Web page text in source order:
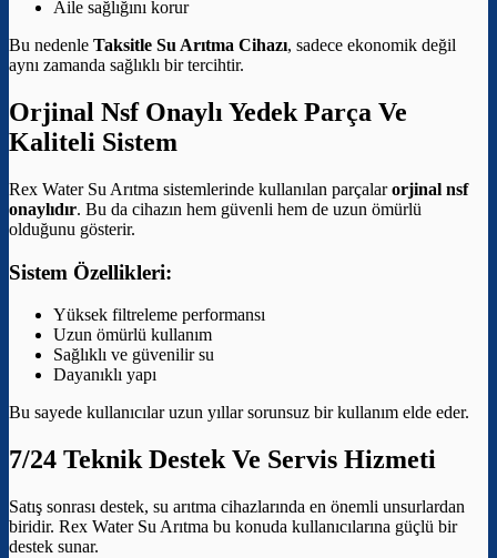
Aile sağlığını korur
Bu nedenle Taksitle Su Arıtma Cihazı, sadece ekonomik değil
aynı zamanda sağlıklı bir tercihtir.
Orjinal Nsf Onaylı Yedek Parça Ve
Kaliteli Sistem
Rex Water Su Arıtma sistemlerinde kullanılan parçalarorjinal nsf
onaylıdır. Bu da cihazın hem güvenli hem de uzun ömürlü
olduğunu gösterir.
Sistem Özellikleri:
Yüksek filtreleme performansı
Uzun ömürlü kullanım
Sağlıklı ve güvenilir su
Dayanıklı yapı
Bu sayede kullanıcılar uzun yıllar sorunsuz bir kullanım elde eder.
7/24 Teknik Destek Ve Servis Hizmeti
Satış sonrası destek, su arıtma cihazlarında en önemli unsurlardan
biridir. Rex Water Su Arıtma bu konuda kullanıcılarına güçlü bir
destek sunar.